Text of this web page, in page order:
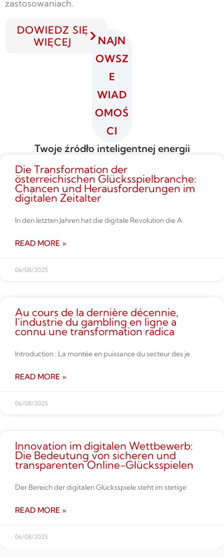
zastosowaniach.
DOWIEDZ SIĘ
WIĘCEJ
NAJN
OWSZ
E
WIAD
OMOŚ
CI
Twoje źródło inteligentnej energii
Die Transformation der
österreichischen Glücksspielbranche:
Chancen und Herausforderungen im
digitalen Zeitalter
In den letzten Jahren hat die digitale Revolution die A
READ MORE »
06/08/2025
Au cours de la dernière décennie,
l’industrie du gambling en ligne a
connu une transformation radica
Introduction : La montée en puissance du secteur des je
READ MORE »
06/08/2025
Innovation im digitalen Wettbe­werb:
Die Bedeutung von sicheren und
transparenten Online-Glücksspielen
Der Bereich der digitalen Glücksspiele steht im stetige
READ MORE »
06/08/2025